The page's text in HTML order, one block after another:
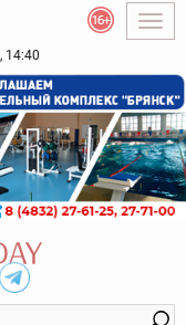
14:40